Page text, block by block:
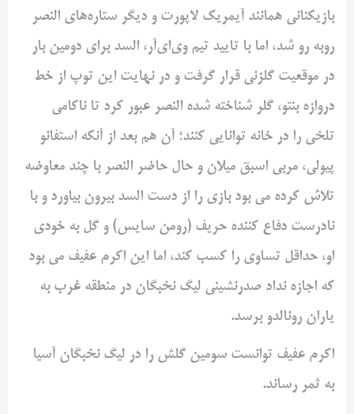
بازیکنانی همانند آیمریک لاپورت و دیگر ستاره‌های النصر
روبه رو شد، اما با تایید تیم وی‌ای‌آر، السد برای دومین بار
در موقعیت گلزنی قرار گرفت و در نهایت این توپ از خط
دروازه بنتو، گلر شناخته شده النصر عبور کرد تا ناکامی
تلخی را در خانه توانایی کنند؛ آن هم بعد از آنکه استفانو
پیولی، مربی اسبق میلان و حال حاضر النصر با چند معاوضه
تلاش کرده می بود بازی را از دست السد بیرون بیاورد و با
نادرست دفاع کننده حریف (رومن سایس) و گل به خودی
او، حداقل تساوی را کسب کند، اما این اکرم عفیف می بود
که اجازه نداد صدرنشینی لیگ نخبگان در منطقه غرب به
یاران رونالدو برسد.
اکرم عفیف توانست سومین گلش را در لیگ نخبگان آسیا
به ثمر رساند.